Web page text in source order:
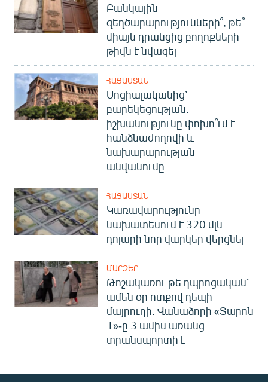
Բանկային
զեղծարարությունների՞, թե՞
միայն դրանցից բողոքների
թիվն է նվազել
ՀԱՅԱՍՏԱՆ
Սոցիալականից՝
բարեկեցության.
իշխանությունը փոխո՞ւմ է
հանձնաժողովի և
նախարարության
անվանումը
ՀԱՅԱՍՏԱՆ
Կառավարությունը
նախատեսում է 320 մլն
դոլարի նոր վարկեր վերցնել
ՄԱՐԶԵՐ
Թոշակառու թե դպրոցական՝
ամեն օր ոտքով դեպի
մայրուղի. Վանաձորի «Տարոն
1»-ը 3 ամիս առանց
տրանսպորտի է